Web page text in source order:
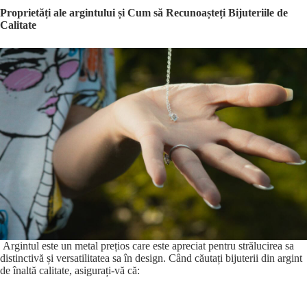
Proprietăți ale argintului și Cum să Recunoașteți Bijuteriile de
Calitate
Argintul este un metal prețios care este apreciat pentru strălucirea sa
distinctivă și versatilitatea sa în design. Când căutați bijuterii din argint
de înaltă calitate, asigurați-vă că: